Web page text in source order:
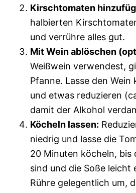
Kirschtomaten
halbierten
und verrühre alles gut.
Mit Wein ablöschen
Weißwein verwendest,
Pfanne. Lasse den
und etwas reduzieren
damit der Alkohol
Köcheln lassen:
niedrig und lasse die
20 Minuten köcheln, bis
sind und die Soße leicht
Rühre gelegentlich um,